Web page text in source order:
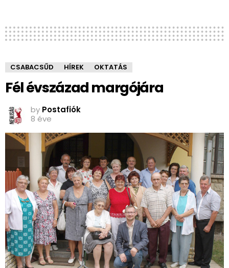
CSABACSŰD HÍREK OKTATÁS
Fél évszázad margójára
by Postafiók
8 éve